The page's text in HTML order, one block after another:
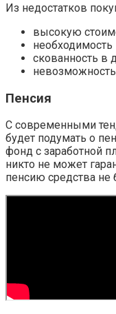
Из недостатков
высокую
скованность в
Пенсия
С современными
будет подумать о
фонд с заработной
никто не может
пенсию средства не